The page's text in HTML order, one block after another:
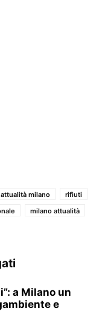
attualità milano
rifiuti
milano attualità
a Milano un
e